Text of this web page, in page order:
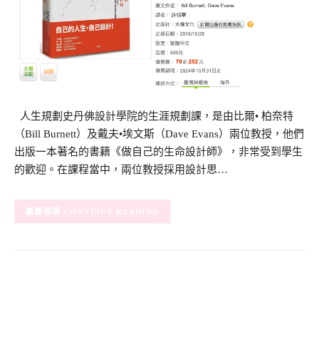
人生規劃史丹佛設計學院的生涯規劃課，是由比爾• 柏奈特
（Bill Burnett）及戴夫•埃文斯（Dave Evans）兩位教授，他們
出版一本著名的書籍《做自己的生命設計師》，非常受到學生
的歡迎。在課程當中，兩位教授採用設計思…
CONTINUE READING